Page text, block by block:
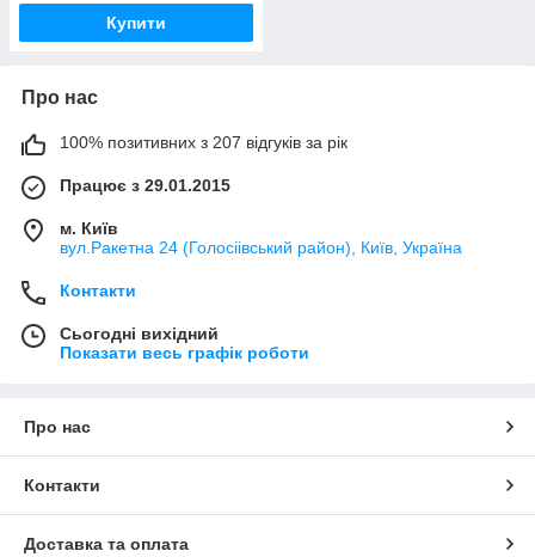
Купити
Про нас
100% позитивних з 207 відгуків за рік
Працює з 29.01.2015
м. Київ
вул.Ракетна 24 (Голосіівський район), Київ, Україна
Контакти
Сьогодні вихідний
Показати весь графік роботи
Про нас
Контакти
Доставка та оплата